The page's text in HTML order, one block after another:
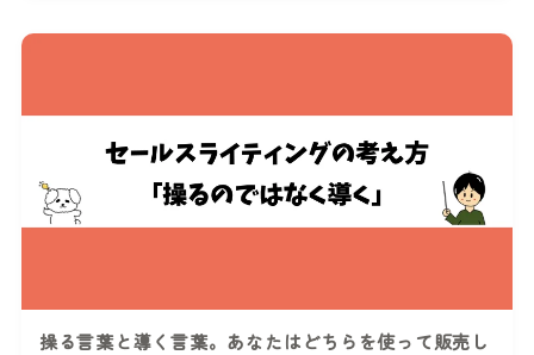
操る言葉と導く言葉。あなたはどちらを使って販売し